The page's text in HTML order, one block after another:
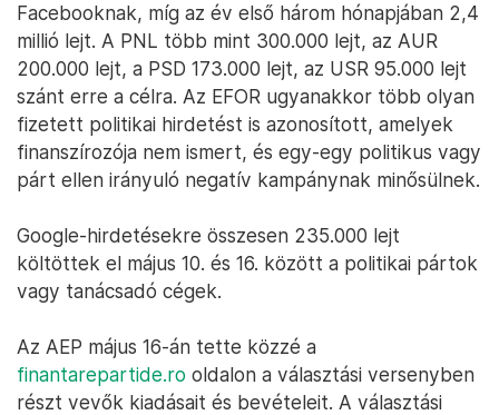
Facebooknak, míg az év első három hónapjában 2,4
millió lejt. A PNL több mint 300.000 lejt, az AUR
200.000 lejt, a PSD 173.000 lejt, az USR 95.000 lejt
szánt erre a célra. Az EFOR ugyanakkor több olyan
fizetett politikai hirdetést is azonosított, amelyek
finanszírozója nem ismert, és egy-egy politikus vagy
párt ellen irányuló negatív kampánynak minősülnek.
Google-hirdetésekre összesen 235.000 lejt
költöttek el május 10. és 16. között a politikai pártok
vagy tanácsadó cégek.
Az AEP május 16-án tette közzé a
finantarepartide.ro oldalon a választási versenyben
részt vevők kiadásait és bevételeit. A választási